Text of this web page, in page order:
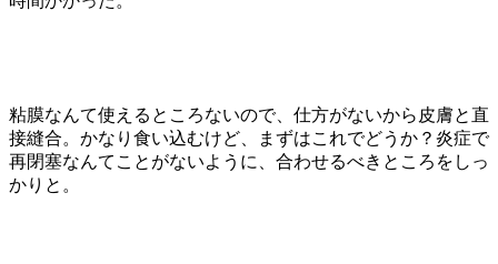
粘膜なんて使えるところないので、仕方がないから皮膚と直
接縫合。かなり食い込むけど、まずはこれでどうか？炎症で
再閉塞なんてことがないように、合わせるべきところをしっ
かりと。